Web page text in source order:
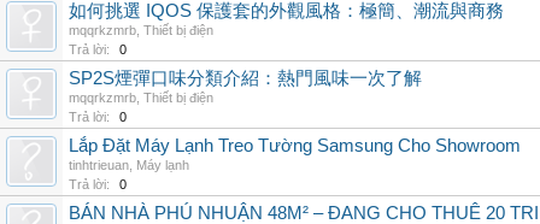
如何挑選 IQOS 保護套的外觀風格：極簡、潮流與商務
mqqrkzmrb Thiết bị điện
Trả lời:
0
SP2S煙彈口味分類介紹：熱門風味一次了解
mqqrkzmrb Thiết bị điện
Trả lời:
0
Lắp Đặt Máy Lạnh Treo Tường Samsung Cho Showroom
tinhtrieuan Máy lạnh
Trả lời:
0
BÁN NHÀ PHÚ NHUẬN 48M² – ĐANG CHO THUÊ 20